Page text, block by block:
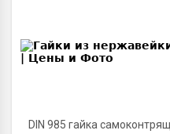
DIN 985 гайка